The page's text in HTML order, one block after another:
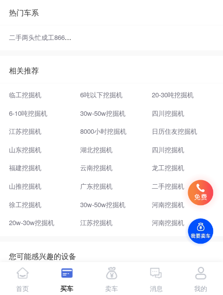
热门车系
二手两头忙成工866H(可伸缩挖掘臂)
相关推荐
临工挖掘机 6吨以下挖掘机
20-30吨挖掘机
6-10吨挖掘机
30w-50w挖掘机
四川挖掘机
江苏挖掘机
8000小时挖掘机
日历住友挖掘机
山东挖掘机
湖北挖掘机
四川挖掘机
福建挖掘机
云南挖掘机
龙工挖掘机
山推挖掘机
广东挖掘机
二手挖掘机
徐工挖掘机
30w-50w挖掘机
河南挖掘机
20w-30w挖掘机
江苏挖掘机 河南挖掘机
您可能感兴趣的设备
个人新乡两头忙个人信息
私人张家口两头忙信息
首页 买车 卖车 消息 我的